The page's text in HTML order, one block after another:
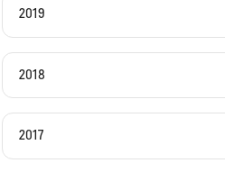
2019
2018
2017